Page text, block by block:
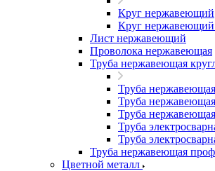
Круг нержавеющий
Круг
Лист нержавеющий
Проволока нержавеющая
Труба нержавеющая
Труба нержавеющая
Труба
Труба нержавеющая
Труба
Труба
Труба нержавеющая
Цветной металл